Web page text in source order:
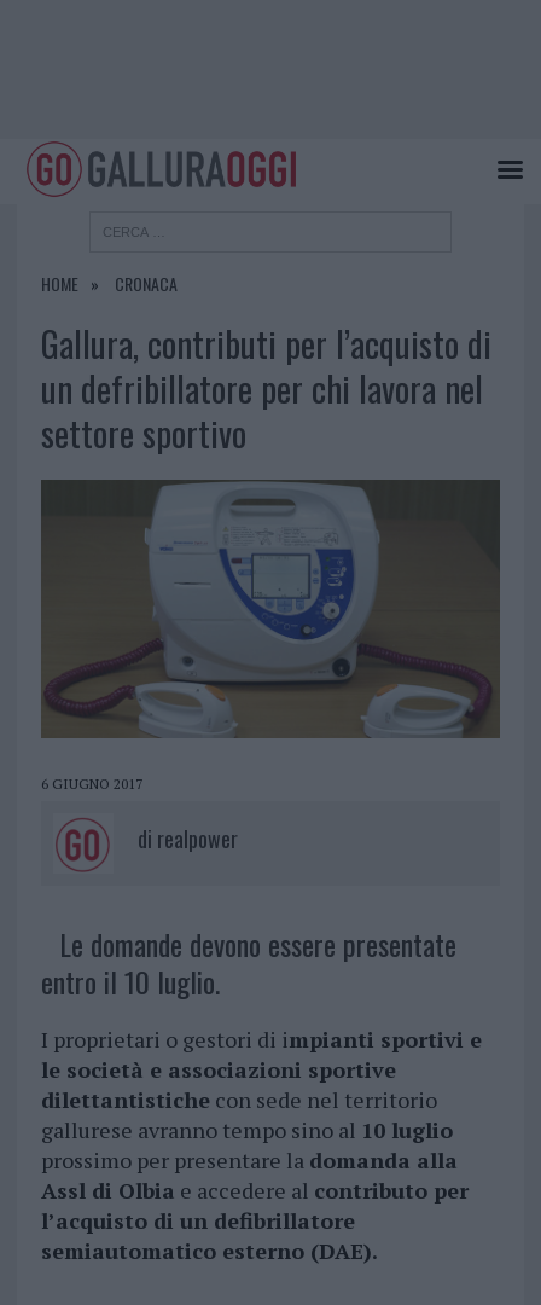
HOME CRONACA
Gallura, contributi per l’acquisto di
un defribillatore per chi lavora nel
settore sportivo
6 GIUGNO 2017
di realpower
Le domande devono essere presentate
entro il 10 luglio.
I proprietari o gestori di impianti sportivi e
le società e associazioni sportive
dilettantistichecon sede nel territorio
gallurese avranno tempo sino al 10 luglio
prossimo per presentare la domanda alla
Assl di Olbia e accedere al contributo per
l’acquisto di un defibrillatore
semiautomatico esterno (DAE).